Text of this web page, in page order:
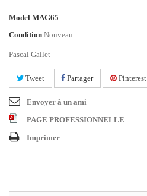
Model MAG65
Condition Nouveau
Pascal Gallet
Tweet Partager Pinterest
Envoyer à un ami
PAGE PROFESSIONNELLE
Imprimer